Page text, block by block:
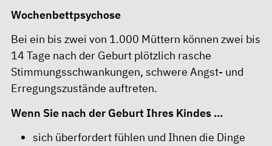
Wochenbettpsychose
Bei ein bis zwei von 1.000 Müttern können zwei bis
14 Tage nach der Geburt plötzlich rasche
Stimmungsschwankungen, schwere Angst- und
Erregungszustände auftreten.
Wenn Sie nach der Geburt Ihres Kindes ...
sich überfordert fühlen und Ihnen die Dinge